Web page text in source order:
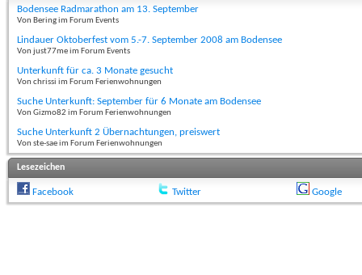
Bodensee Radmarathon am 13. September
Von Bering im Forum Events
Lindauer Oktoberfest vom 5.-7. September 2008 am Bodensee
Von just77me im Forum Events
Unterkunft für ca. 3 Monate gesucht
Von chrissi im Forum Ferienwohnungen
Suche Unterkunft: September für 6 Monate am Bodensee
Von Gizmo82 im Forum Ferienwohnungen
Suche Unterkunft 2 Übernachtungen, preiswert
Von ste-sae im Forum Ferienwohnungen
Lesezeichen
Facebook Twitter Google